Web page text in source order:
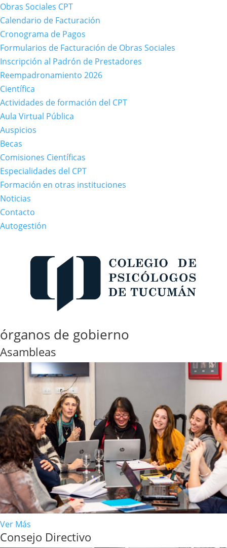
Obras Sociales CPT
Calendario de Facturación
Cronograma de Pagos
Formularios de Facturación de Obras Sociales
Inscripción al Padrón de Prestadores
Reempadronamiento 2026
Científica
Actividades de formación del CPT
Aula Virtual Pública
Auspicios
Becas
Comisiones Científicas
Especialidades del CPT
Formación en otras instituciones
Noticias
Contacto
Autogestión
órganos de gobierno
Asambleas
Ver Más
Consejo Directivo